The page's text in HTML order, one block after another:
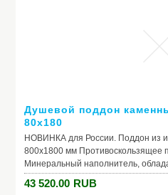
Душевой поддон
80х180
НОВИНКА для России. Поддон из
800х1800 мм Противоскользящее
Минеральный наполнитель,
долговечностью. Прекрасно
Исполнение цвета: Серый.
43 520.00 RUB